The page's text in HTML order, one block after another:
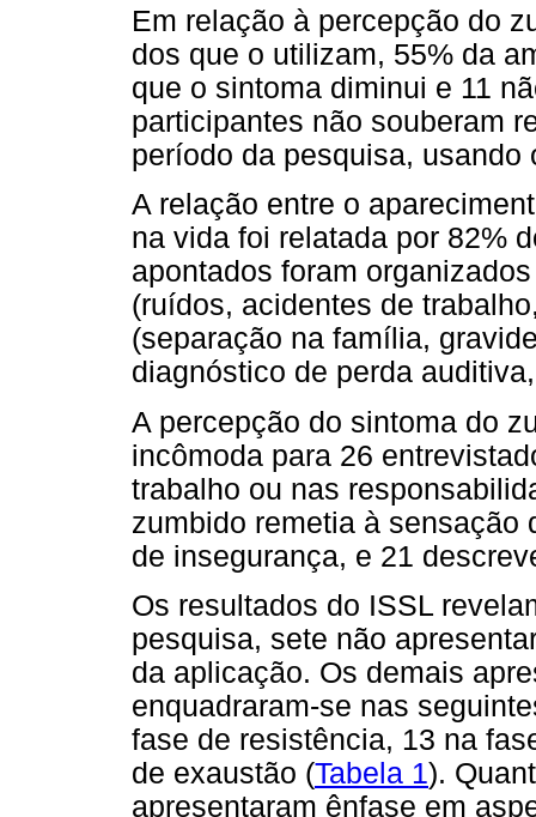
Em relação à percepção do
dos que o utilizam, 55% da
que o sintoma diminui e 11
participantes não souberam
período da pesquisa, usando
A relação entre o
na vida foi relatada por 82%
apontados foram
(ruídos, acidentes de
(separação na família,
diagnóstico de perda
A percepção do sintoma do
incômoda para 26
trabalho ou nas
zumbido remetia à sensação
de insegurança, e 21
Os resultados do ISSL
pesquisa, sete não
da aplicação. Os demais
enquadraram-se nas
fase de resistência, 13 na
de exaustão (Tabela 1).
apresentaram ênfase em